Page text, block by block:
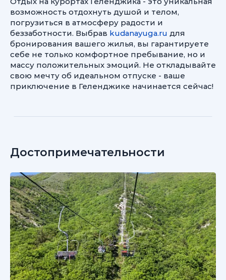
возможность отдохнуть душой и телом,
погрузиться в атмосферу радости и
беззаботности. Выбрав kudanayuga.ru для
бронирования вашего жилья, вы гарантируете
себе не только комфортное пребывание, но и
массу положительных эмоций. Не откладывайте
свою мечту об идеальном отпуске - ваше
приключение в Геленджике начинается сейчас!
Достопримечательности